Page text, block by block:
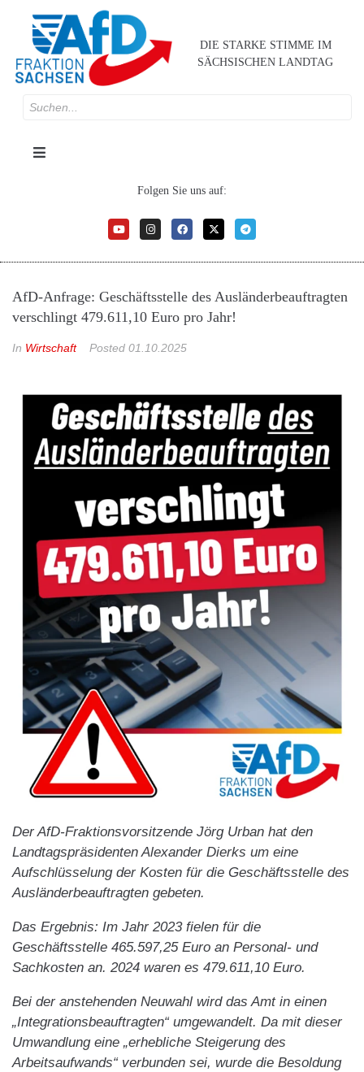
DIE STARKE STIMME IM
SÄCHSISCHEN LANDTAG
Folgen Sie uns auf:
AfD-Anfrage: Geschäftsstelle des Ausländerbeauftragten
verschlingt 479.611,10 Euro pro Jahr!
In Wirtschaft Posted 01.10.2025
Der AfD-Fraktionsvorsitzende Jörg Urban hat den
Landtagspräsidenten Alexander Dierks um eine
Aufschlüsselung der Kosten für die Geschäftsstelle des
Ausländerbeauftragten gebeten.
Das Ergebnis: Im Jahr 2023 fielen für die
Geschäftsstelle 465.597,25 Euro an Personal- und
Sachkosten an. 2024 waren es 479.611,10 Euro.
Bei der anstehenden Neuwahl wird das Amt in einen
„Integrationsbeauftragten“ umgewandelt. Da mit dieser
Umwandlung eine „erhebliche Steigerung des
Arbeitsaufwands“ verbunden sei, wurde die Besoldung